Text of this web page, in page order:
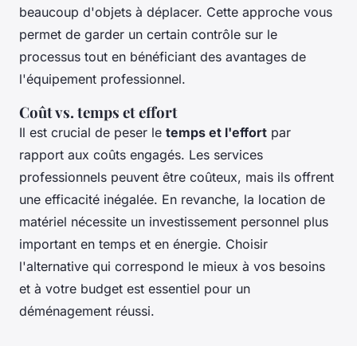
beaucoup d'objets à déplacer. Cette approche vous
permet de garder un certain contrôle sur le
processus tout en bénéficiant des avantages de
l'équipement professionnel.
Coût vs. temps et effort
Il est crucial de peser le temps et l'effort par
rapport aux coûts engagés. Les services
professionnels peuvent être coûteux, mais ils offrent
une efficacité inégalée. En revanche, la location de
matériel nécessite un investissement personnel plus
important en temps et en énergie. Choisir
l'alternative qui correspond le mieux à vos besoins
et à votre budget est essentiel pour un
déménagement réussi.